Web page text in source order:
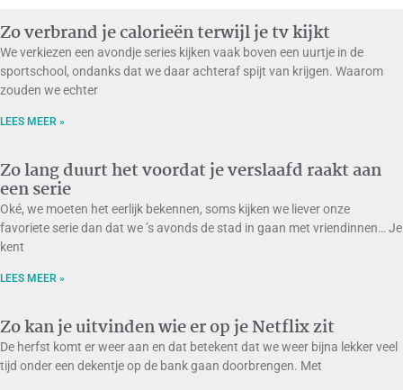
Zo verbrand je calorieën terwijl je tv kijkt
We verkiezen een avondje series kijken vaak boven een uurtje in de
sportschool, ondanks dat we daar achteraf spijt van krijgen. Waarom
zouden we echter
LEES MEER »
Zo lang duurt het voordat je verslaafd raakt aan
een serie
Oké, we moeten het eerlijk bekennen, soms kijken we liever onze
favoriete serie dan dat we ’s avonds de stad in gaan met vriendinnen… Je
kent
LEES MEER »
Zo kan je uitvinden wie er op je Netflix zit
De herfst komt er weer aan en dat betekent dat we weer bijna lekker veel
tijd onder een dekentje op de bank gaan doorbrengen. Met